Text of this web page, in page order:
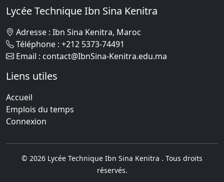
Lycée Technique Ibn Sina Kenitra
Adresse : Ibn Sina Kenitra, Maroc
Téléphone : +212 5373-74491
Email : contact@IbnSina-Kenitra.edu.ma
Liens utiles
Accueil
Emplois du temps
Connexion
© 2026 Lycée Technique Ibn Sina Kenitra . Tous droits
réservés.